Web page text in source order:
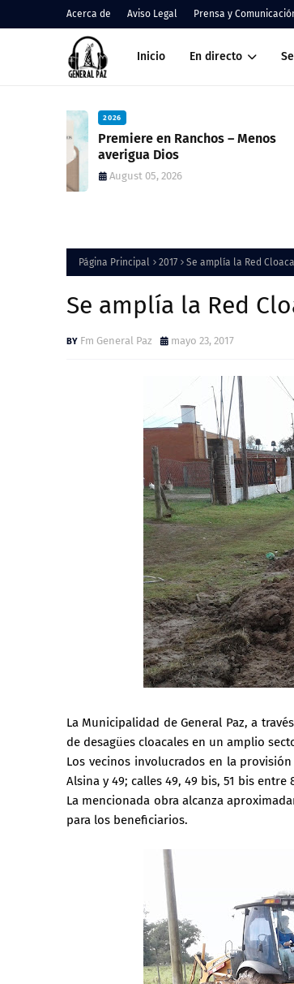
Acerca de Aviso Legal Prensa y
Inicio En directo
Cáritas Ranchos
de la Colecta Anual y
nueva feria solidaria
August 05, 2026
Página Principal 2017 Se amplía la Red
Se amplía la Red
Fm General Paz mayo 23, 2017
La Municipalidad de General Paz, a
de desagües cloacales en un amplio
Los vecinos involucrados en la
Alsina y 49; calles 49, 49 bis, 51 bis
La mencionada obra alcanza
para los beneficiarios.